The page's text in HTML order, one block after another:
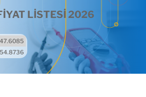
LİSTESİ 2026
47.6085
54.8736